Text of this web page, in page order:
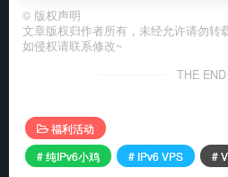
© 版权声明
文章版权归作者所有，未经允许请勿转
如侵权请联系修改~
THE END
福利活动
# 纯IPv6小鸡
# IPv6 VPS #